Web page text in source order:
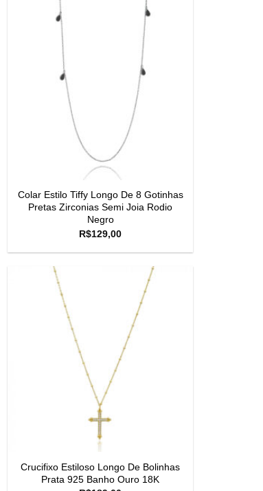
Colar Estilo Tiffy Longo De 8 Gotinhas
Pretas Zirconias Semi Joia Rodio
Negro
R$129,00
Crucifixo Estiloso Longo De Bolinhas
Prata 925 Banho Ouro 18K